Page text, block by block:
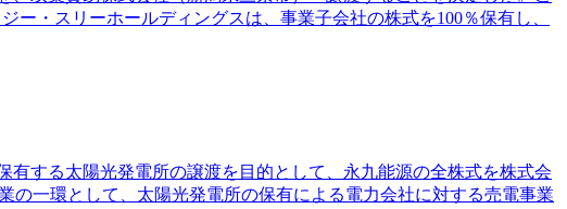
ー・スリーホールディングスは、事業子会社の株式を100％保有し、
する太陽光発電所の譲渡を目的として、永九能源の全株式を株式会
一環として、太陽光発電所の保有による電力会社に対する売電事業